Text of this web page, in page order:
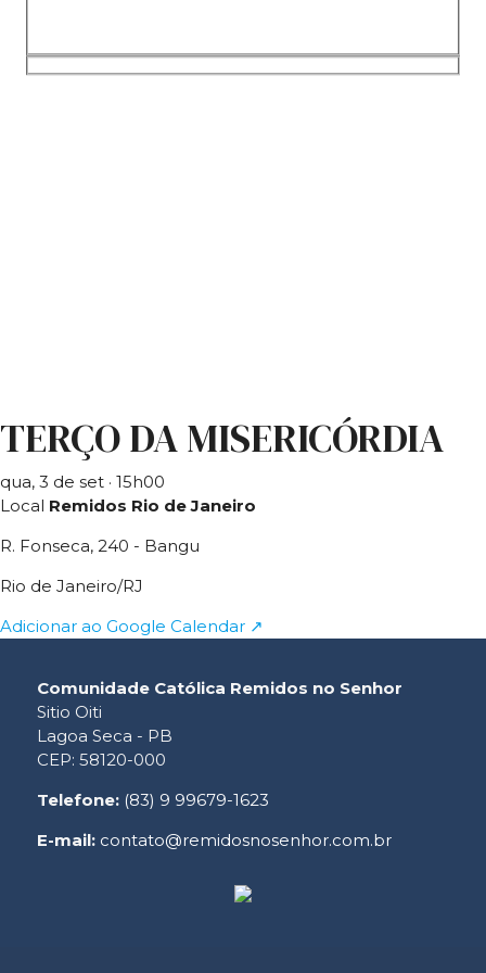
TERÇO DA MISERICÓRDIA
qua, 3 de set · 15h00
Local Remidos Rio de Janeiro
R. Fonseca, 240 - Bangu
Rio de Janeiro/RJ
Adicionar ao Google Calendar ↗
Comunidade Católica Remidos no Senhor
Sitio Oiti
Lagoa Seca - PB
CEP: 58120-000
Telefone: (83) 9 99679-1623
E-mail: contato@remidosnosenhor.com.br